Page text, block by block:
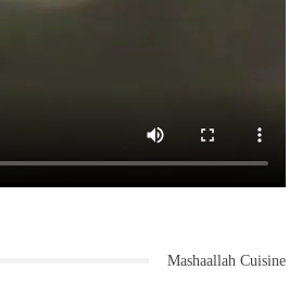
Mashaallah Cuisine